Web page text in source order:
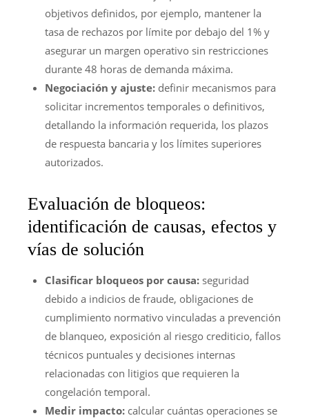
objetivos definidos, por ejemplo, mantener la
tasa de rechazos por límite por debajo del 1% y
asegurar un margen operativo sin restricciones
durante 48 horas de demanda máxima.
Negociación y ajuste: definir mecanismos para
solicitar incrementos temporales o definitivos,
detallando la información requerida, los plazos
de respuesta bancaria y los límites superiores
autorizados.
Evaluación de bloqueos:
identificación de causas, efectos y
vías de solución
Clasificar bloqueos por causa: seguridad
debido a indicios de fraude, obligaciones de
cumplimiento normativo vinculadas a prevención
de blanqueo, exposición al riesgo crediticio, fallos
técnicos puntuales y decisiones internas
relacionadas con litigios que requieren la
congelación temporal.
Medir impacto: calcular cuántas operaciones se